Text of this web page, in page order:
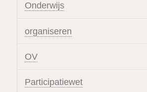
Onderwijs
organiseren
OV
Participatiewet